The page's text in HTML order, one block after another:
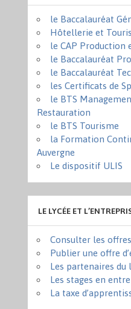
le Baccalauréat
Hôtellerie et
le CAP Production
le Baccalauréat
le Baccalauréat
les Certificats de
le BTS
Restauration
le BTS Tourisme
la Formation
Auvergne
Le dispositif ULIS
LE LYCÉE ET
Consulter les
Publier une offre
Les partenaires du
Les stages en
La taxe